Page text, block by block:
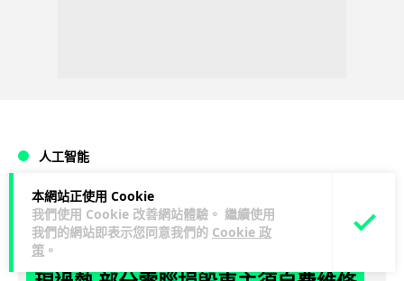
本網站正使用 Cookie
我們使用 Cookie 改善網站體驗。 繼續使用
我們的網站即表示您同意我們的 Cookie 政
策 。
人工智能
arthur 1 日
Tesla HW3 舊硬件裝 FSD v14 Lite 頻